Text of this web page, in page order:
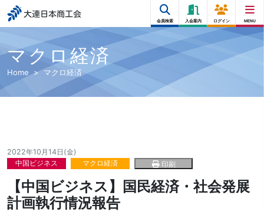
大連日本商工会
会員検索 入会案内 ログイン MENU
マクロ経済
Home マクロ経済
2022年10月14日(金)
中国ビジネス
マクロ経済 印刷
【中国ビジネス】国民経済・社会発展
計画執行情況報告